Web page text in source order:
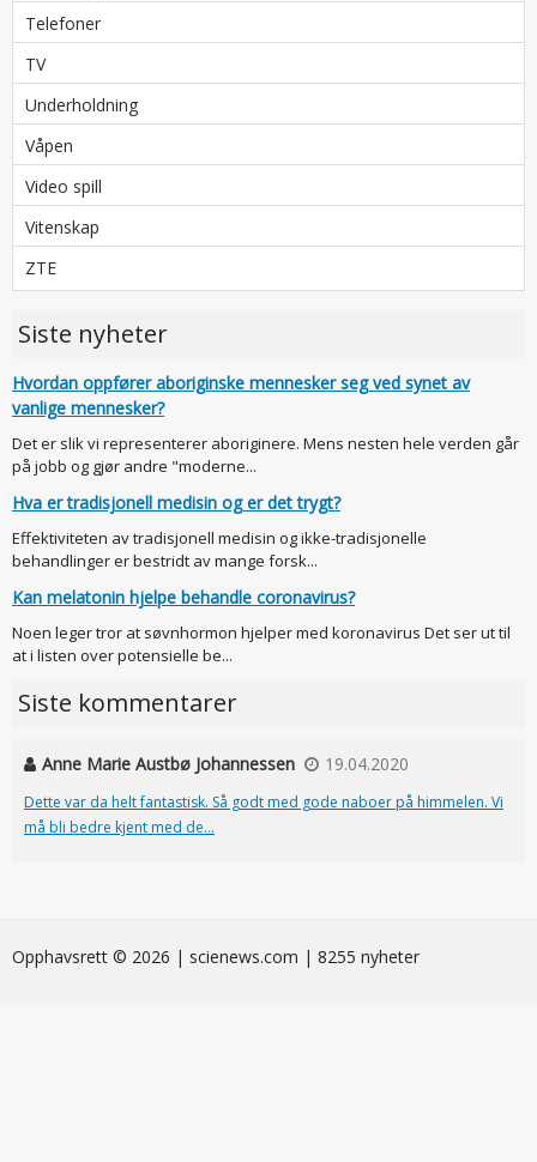
Telefoner
TV
Underholdning
Våpen
Video spill
Vitenskap
ZTE
Siste nyheter
Hvordan oppfører aboriginske mennesker seg ved synet av
vanlige mennesker?
Det er slik vi representerer aboriginere. Mens nesten hele verden går
på jobb og gjør andre "moderne...
Hva er tradisjonell medisin og er det trygt?
Effektiviteten av tradisjonell medisin og ikke-tradisjonelle
behandlinger er bestridt av mange forsk...
Kan melatonin hjelpe behandle coronavirus?
Noen leger tror at søvnhormon hjelper med koronavirus Det ser ut til
at i listen over potensielle be...
Siste kommentarer
Anne Marie Austbø Johannessen 19.04.2020
Dette var da helt fantastisk. Så godt med gode naboer på himmelen. Vi
må bli bedre kjent med de...
Opphavsrett © 2026 | scienews.com | 8255 nyheter